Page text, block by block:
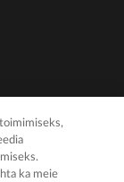
ka meie